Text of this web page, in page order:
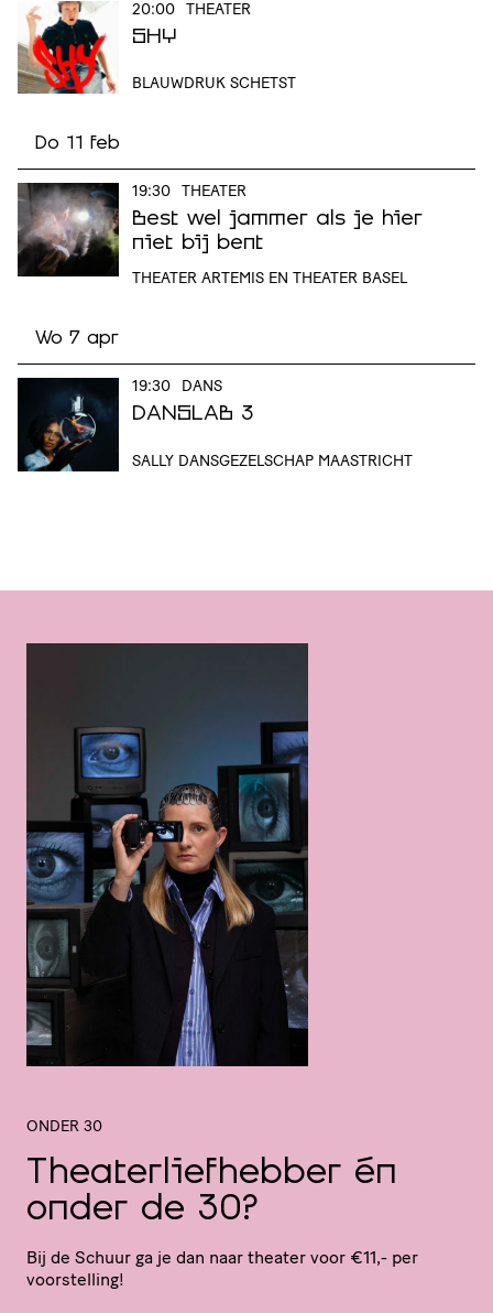
20:00 THEATER
SHY
BLAUWDRUK SCHETST
Do 11 feb
19:30 THEATER
Best wel jammer als je hier
niet bij bent
THEATER ARTEMIS EN THEATER BASEL
Wo 7 apr
19:30 DANS
DANSLAB 3
SALLY DANSGEZELSCHAP MAASTRICHT
ONDER 30
Thea­ter­lief­hebber én
onder de 30?
Bij de Schuur ga je dan naar theater voor €11,- per
voorstelling!